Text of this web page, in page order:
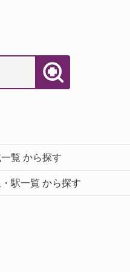
覧 から探す
駅一覧 から探す